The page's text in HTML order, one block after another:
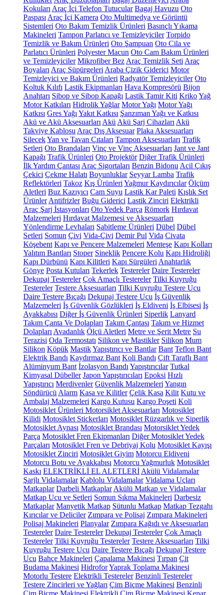
Kokuları Araç İçi Telefon Tutucular Bagaj Havuzu Oto
Paspası Araç İçi Kamera Oto Multimedya ve Görüntü
Sistemleri Oto Bakım Temizlik Ürünleri Basınçlı Yıkama
Makineleri Tampon Parlatıcı ve Temizleyiciler Torpido
Temizlik ve Bakım Ürünleri Oto Şampuan Oto Cila ve
Parlatıcı Ürünleri Polyester Macun Oto Cam Bakım Ürünleri
ve Temizleyiciler Mikrofiber Bez Araç Temizlik Seti Araç
Boyaları Araç Süpürgeleri Araba Çizik Giderici Motor
Temizleyici ve Bakım Ürünleri Radyatör Temizleyiciler Oto
Koltuk Kılıfı Lastik Ekipmanları Hava Kompresörü Bijon
Anahtarı Sibop ve Sibop Kapağı Lastik Tamir Kiti KrikoYağ
Motor Katkıları Hidrolik Yağlar Motor Yağı Motor Yağı
Katkısı Gres Yağı Yakıt Katkısı Şanzıman Yağı ve Katkısı
Akü ve Akü Aksesuarları Akü Akü Şarj Cihazları Akü
Takviye Kablosu Araç Dış Aksesuar Plaka Aksesuarları
SilecekYan ve Tavan Çıtaları Tampon Aksesuarları Trafik
Setleri Oto Brandaları Vinç ve Vinç Aksesuarları Jant ve Jant
Kapağı Trafik Ürünleri Oto Projektör Diğer Trafik Ürünleri
İlk Yardım Çantası Araç Sigortaları Benzin Bidonu Acil Çıkış
Çekici Çekme Halatı Boyunluklar Seyyar Lamba Trafik
Reflektörleri Takoz Kış Ürünleri Yağmur Kaydırıcılar Ölçüm
Aletleri Buz Kazıyıcı Cam Suyu Lastik Kar Paleti Kışlık Set
Ürünler Antifrizler Buğu Giderici Lastik Zinciri Elektrikli
Araç Şarj İstasyonları Oto Yedek Parça Römork Hırdavat
Malzemeleri Hırdavat Malzemesi ve Aksesuarları
Yönlendirme Levhaları Sabitleme Ürünleri Dübel Dübel
Setleri Somun Çivi Vida-Çivi Demir Pul Vida Civata
Köşebent Kapı ve Pencere Malzemeleri Menteşe Kapı Kolları
Yalıtım Bantları Stoper Sineklik Pencere Kolu Kapı Hidroliği
Kapı Dürbünü Kapı Kilitleri Kapı Sürgüleri Anahtarlık
Gönye Posta Kutuları Tekerlek Testereler Daire Testereler
Dekupaj Testereler Çok Amaçlı Testereler Tilki Kuyruğu
Testereler Testere Aksesuarları Tilki Kuyruğu Testere Ucu
Daire Testere Bıçağı Dekupaj Testere Ucu İş Güvenlik
Malzemeleri İş Güvenlik Gözlükleri İş Eldiveni İş Elbisesi İş
Ayakkabısı Diğer İş Güvenlik Ürünleri Siperlik Lanyard
Takım Çanta Ve Dolapları Takım Çantası Takım ve Hizmet
Dolapları Avadanlık Ölçü Aletleri Metre ve Şerit Metre Su
Terazisi Oda Termostatı Silikon ve Mastikler Silikon Mum
Silikon Köpük MastikYapıştırıcı ve Bantlar Bant Teflon Bant
Elektrik Bandı Kaydırmaz Bant Koli Bandı Çift Taraflı Bant
Alüminyum Bant İzolasyon Bandı Yapıştırıcılar Tutkal
Kimyasal Dübeller Japon Yapıştırıcıları Epoksi Hızlı
Yapıştırıcı Merdivenler Güvenlik Malzemeleri Yangın
Söndürücü Alarm Kasa ve Kilitler Çelik Kasa Kilit Kutu ve
Ambalaj Malzemeleri Kargo Kutusu Kargo Poşeti Koli
Motosiklet Ürünleri Motorsiklet Aksesuarları Motosiklet
Kilidi Motosiklet Stickerları Motosiklet Rüzgarlık ve Siperlik
Motosiklet Aynası Motosiklet Brandası Motorsiklet Yedek
Parça Motosiklet Fren Ekipmanları Diğer Motosiklet Yedek
Parçaları Motosiklet Fren ve Debriyaj Kolu Motosiklet Kayışı
Motosiklet Zinciri Motosiklet Giyim Motorcu Eldiveni
Motorcu Botu ve Ayakkabısı Motorcu Yağmurluk Motosiklet
Kaskı ELEKTRİKLİ EL ALETLERİ Akülü Vidalamalar
Şarjlı Vidalamalar Kablolu Vidalamalar Vidalama Uçları
Matkaplar Darbeli Matkaplar Akülü Matkap ve Vidalamalar
Matkap Ucu ve Setleri Somun Sıkma Makineleri Darbesiz
Matkaplar Manyetik Matkap Sütunlu Matkap Matkap Tezgahı
Kırıcılar ve Deliciler Zımpara ve Polisaj Zımpara Makineleri
Polisaj Makineleri Planyalar Zımpara Kağıdı ve Aksesuarları
Testereler Daire Testereler Dekupaj Testereler Çok Amaçlı
Testereler Tilki Kuyruğu Testereler Testere Aksesuarları Tilki
Kuyruğu Testere Ucu Daire Testere Bıçağı Dekupaj Testere
Ucu Bahçe Makineleri Çapalama Makinesi Tırpan Çit
Budama Makinesi HidroforYaprak Toplama Makinesi
Motorlu Testere Elektrikli Testereler Benzinli Testereler
Testere Zincirleri ve Yağları Çim Biçme Makinesi Benzinli
Çim Biçme Makinesi Elektrikli Çim Biçme Makinesi Kenar